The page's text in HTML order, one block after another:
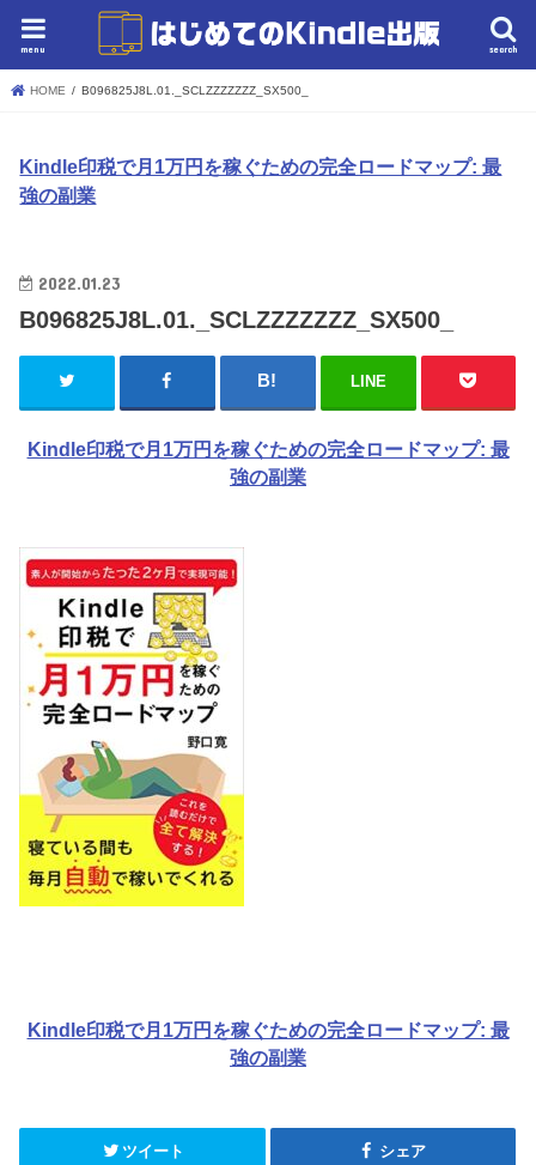
search
menu
HOME B096825J8L.01._SCLZZZZZZZ_SX500_
Kindle印税で月1万円を稼ぐための完全ロードマップ: 最
強の副業
2022.01.23
B096825J8L.01._SCLZZZZZZZ_SX500_
LINE
Kindle印税で月1万円を稼ぐための完全ロードマップ: 最
強の副業
Kindle印税で月1万円を稼ぐための完全ロードマップ: 最
強の副業
ツイート シェア